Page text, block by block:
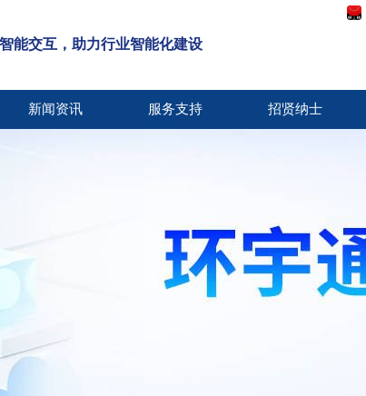
能交互，助力行业智能化建设
新闻资讯 服务支持 招贤纳士